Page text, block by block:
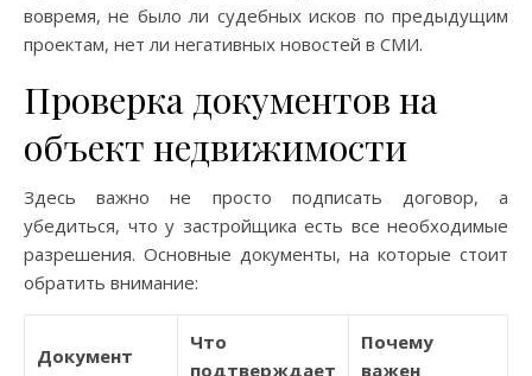
вовремя, не было ли судебных исков по предыдущим
проектам, нет ли негативных новостей в СМИ.
Проверка документов на
объект недвижимости
Здесь важно не просто подписать договор, а
убедиться, что у застройщика есть все необходимые
разрешения. Основные документы, на которые стоит
обратить внимание:
Документ
Что
подтверждает
Почему
важен